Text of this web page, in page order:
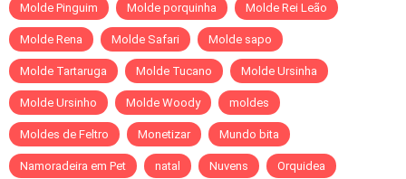
Molde Pinguim Molde porquinha Molde Rei Leão
Molde Rena Molde Safari Molde sapo
Molde Tartaruga Molde Tucano Molde Ursinha
Molde Ursinho Molde Woody moldes
Moldes de Feltro Monetizar Mundo bita
Namoradeira em Pet natal Nuvens Orquidea